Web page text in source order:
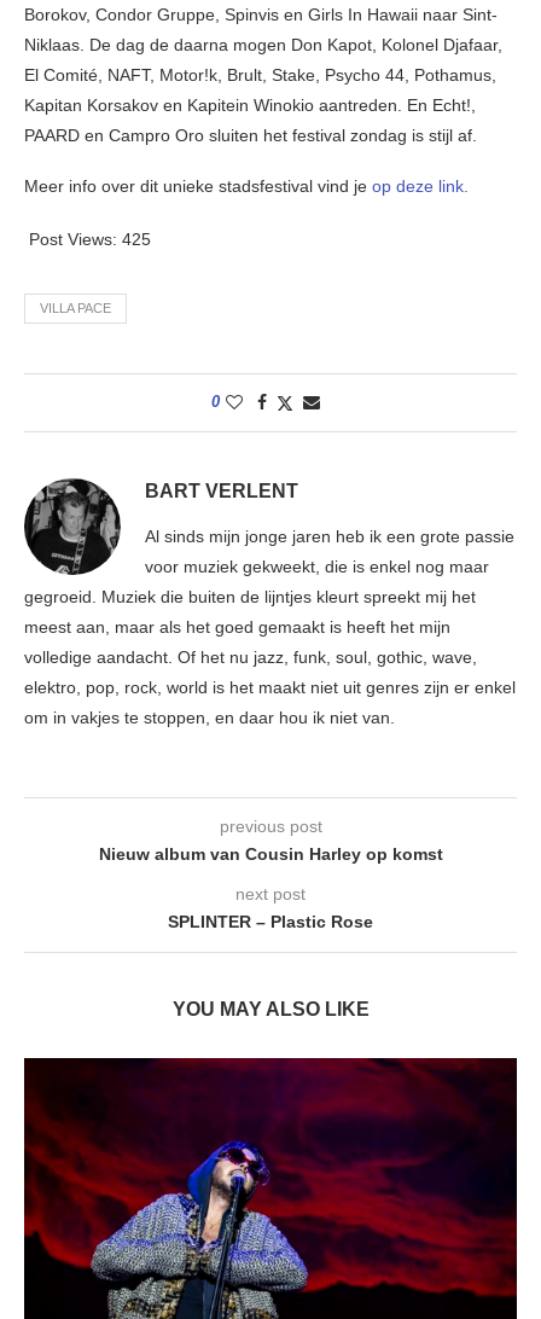
Borokov, Condor Gruppe, Spinvis en Girls In Hawaii naar Sint-
Niklaas. De dag de daarna mogen Don Kapot, Kolonel Djafaar,
El Comité, NAFT, Motor!k, Brult, Stake, Psycho 44, Pothamus,
Kapitan Korsakov en Kapitein Winokio aantreden. En Echt!,
PAARD en Campro Oro sluiten het festival zondag is stijl af.
Meer info over dit unieke stadsfestival vind je op deze link.
Post Views: 425
VILLA PACE
0
BART VERLENT
Al sinds mijn jonge jaren heb ik een grote passie
voor muziek gekweekt, die is enkel nog maar
gegroeid. Muziek die buiten de lijntjes kleurt spreekt mij het
meest aan, maar als het goed gemaakt is heeft het mijn
volledige aandacht. Of het nu jazz, funk, soul, gothic, wave,
elektro, pop, rock, world is het maakt niet uit genres zijn er enkel
om in vakjes te stoppen, en daar hou ik niet van.
previous post
Nieuw album van Cousin Harley op komst
next post
SPLINTER – Plastic Rose
YOU MAY ALSO LIKE